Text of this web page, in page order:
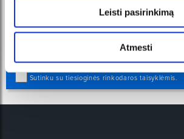
Leisti pasirinkimą
Atmesti
registruokis ir visada pirmas sužinosi
renginius ir vykdomas akcijas!
Sutinku su tiesioginės rinkodaros taisyklėmis.